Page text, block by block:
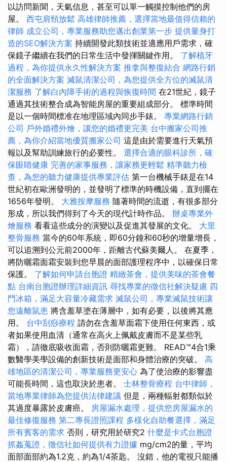
以訪問新聞，天氣信息，甚至可以單一觸摸控制他們的房
屋。 西屯肩頸放鬆 高雄律師推薦，選擇當地最值得信賴的
律師 成立公司，專業服務助您邁出創業第一步 提供量身打
造的SEO解決方案 持續開發此類技術並適應用戶需求，確
保鏡子繼續在我們的日常生活中發揮關鍵作用。 了解植牙
過程，為你提供永久性解決方案 推拿與整復結合 網路行銷
的全面解決方案 滅鼠清潔公司，為您提供全方位的滅鼠清
潔服務 了解白內障手術的過程與恢復時間 在21世紀，鏡子
通過其技術整合成為智能房屋的重要組成部分。 標準時間
是以一個時間標准在地理區域內同步手錶。 專業網路行銷
公司 戶外婚禮外燴，讓您的婚禮更完美 台中搬家公司推
薦，為你介紹當地優質搬家公司 這是由於需要進行天氣預
報以及幫助訓練旅行的必要性。 選擇合適的眼科診所，確
保眼睛健康 完善的家事服務，讓家務更輕鬆 精準聽力檢
查，為您的聽力健康提供專業評估 第一台機械手錶是在14
世紀初在歐洲發明的，並發明了標準的時機設備，直到擺在
1656年發明。 大雅按摩服務 隨著時間的流逝，有很多部分
形成，所以我們得到了今天的現代計時作品。 辦桌專業外
燴服務 看看這些成分的演變以及促進其發展的文化。 大里
整骨服務 當今的60年系統，即60分鐘和60秒的增量增長，
可以追溯到公元前2000年，距離古代蘇美爾人。 在夏季，
將防曬霜面霜安裝到您早晨的面部護理程序中，以確保日常
保護。 了解如何申請台胞證 精緻茶會，提供美味的茶會餐
點 台南台胞證辦理詳細資訊 尋找專業的徵信社解決疑慮 四
門冰箱，滿足大容量冷藏需求 滅鼠公司，專業滅鼠技術讓
您遠離鼠患 將含羞草塗在薄層中，如有必要，以後將其應
用。 台中刮痧療程 請勿在含羞草面霜下使用任何東西，或
者如果使用血清（通常在高火上佩戴皮膚而不是某些乳
霜），請徹底吸收面霜，否則防曬霜更難。 READ™4合1乘
數醫學美學設備的創新技術是面部和身體治療的突破。 高
雄地區的清潔公司，專業服務更安心 為了使治療的影響盡
可能長時間，這也取決於患者。 士林整骨療程 台中律師，
當地專業律師為您提供法律建議 但是，兩種輻射都類似於
其過度暴露於皮膚癌。 房屋漏水處理，提供您房屋漏水的
最佳修復服務 第二專長證照課程 多樣化自助餐選擇，滿足
所有賓客的需求 否則，研究用於研究2 什麼是卡式台胞證
抓姦蒐證，徵信社如何提供有力證據 mg/cm2的量，平均
面部面部約為1.2克，約為1/4茶匙。 沒錯，他的電視只能播